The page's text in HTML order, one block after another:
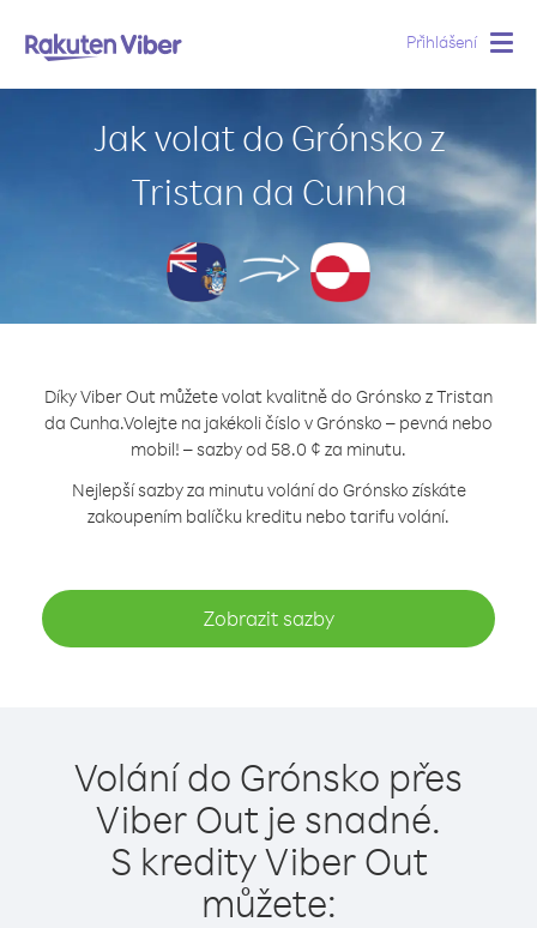
Přihlášení
Jak volat do Grónsko z
Tristan da Cunha
Díky Viber Out můžete volat kvalitně do Grónsko z Tristan
da Cunha.Volejte na jakékoli číslo v Grónsko – pevná nebo
mobil! – sazby od 58.0 ¢ za minutu.
Nejlepší sazby za minutu volání do Grónsko získáte
zakoupením balíčku kreditu nebo tarifu volání.
Zobrazit sazby
Volání do Grónsko přes
Viber Out je snadné.
S kredity Viber Out
můžete: